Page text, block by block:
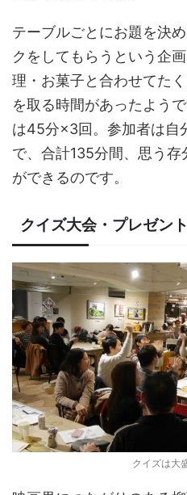
テーブルごとにお題を決
クをしてもらうという企
理・お菓子と合わせてた
を取る時間があったよう
は45分×3回。参加者は自
で、合計135分間、思う存
ができるのです。
クイズ大会・プレゼン
クイズは大